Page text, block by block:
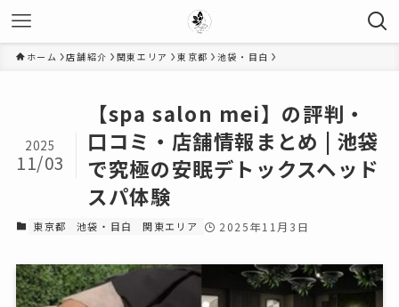
ホーム 店舗紹介 関東エリア 東京都 池袋・目白
【spa salon mei】の評判・
口コミ・店舗情報まとめ | 池袋
で究極の安眠デトックスヘッド
スパ体験
2025
11/03
東京都 池袋・目白 関東エリア 2025年11月3日